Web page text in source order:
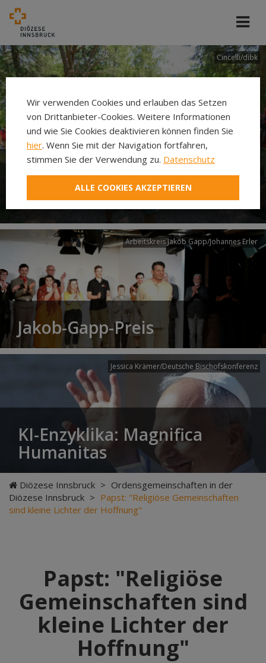
Cincelli/dibk
Neuer Pilgerweg Via
Laudato si’
Arbeitskreis Jakob Gapp/Johannes Erler
Jakob-Gapp-Preis
Jessica Krämer/Deutsche Bischofskonferenz
KI-Enzyklika: Magnifica
Humanitas
Diözese Innsbruck > Ordensgemeinschaften in der
Diözese Innsbruck > Papst: "Religiöse Gemeinschaften
sind kleine Lichter der Hoffnung"
Papst: "Religiöse
Gemeinschaften sind
kleine Lichter der
Hoffnung"
Wir verwenden Cookies und erlauben das Setzen
von Drittanbieter-Cookies. Weitere Informationen
und wie Sie Cookies deaktivieren können finden Sie
hier. Wenn Sie mit der Navigation fortfahren,
stimmen Sie der Verwendung zu. Datenschutz
ALLE COOKIES AKZEPTIEREN